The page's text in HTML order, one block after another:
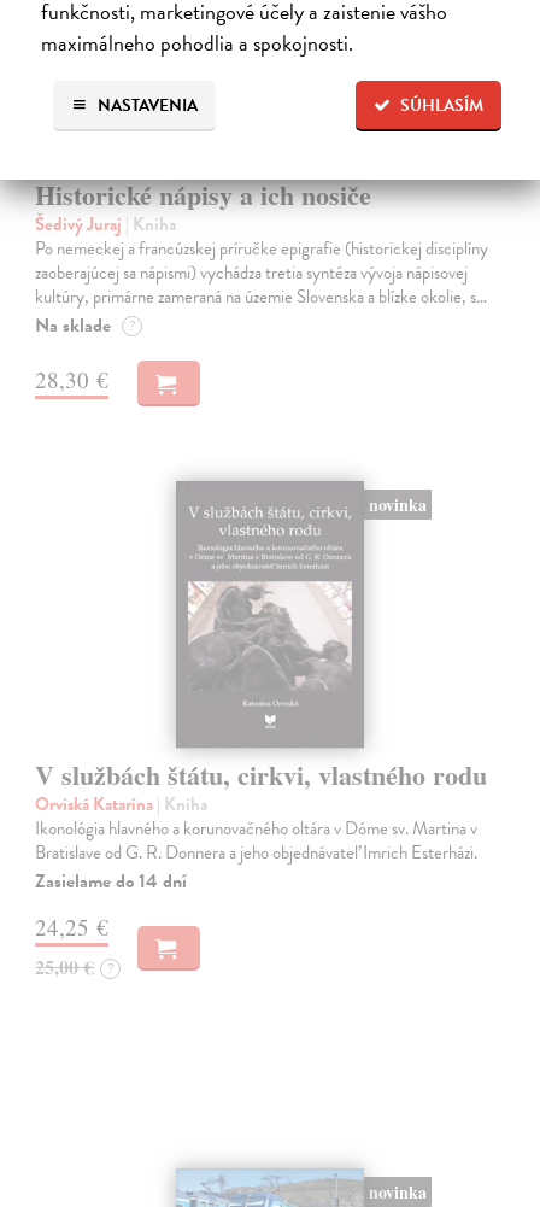
funkčnosti, marketingové účely a zaistenie vášho
maximálneho pohodlia a spokojnosti.
SÚHLASÍM
NASTAVENIA
Historické nápisy a ich nosiče
Šedivý Juraj | Kniha
Po nemeckej a francúzskej príručke epigrafie (historickej disciplíny
zaoberajúcej sa nápismi) vychádza tretia syntéza vývoja nápisovej
kultúry, primárne zameraná na územie Slovenska a blízke okolie, s…
Na sklade ?
28,30 €
novinka
V službách štátu, cirkvi, vlastného rodu
Orviská Katarína| Kniha
Ikonológia hlavného a korunovačného oltára v Dóme sv. Martina v
Bratislave od G. R. Donnera a jeho objednávateľ Imrich Esterházi.
Zasielame do 14 dní
24,25 €
25,00 € ?
novinka